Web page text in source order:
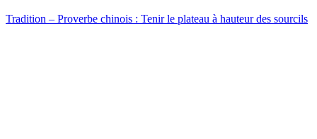
Tradition – Proverbe chinois : Tenir le plateau à hauteur des sourcils